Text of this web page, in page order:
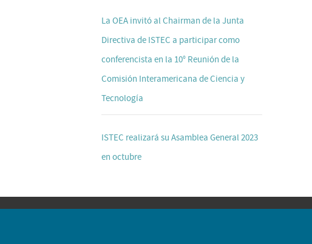
La OEA invitó al Chairman de la Junta
Directiva de ISTEC a participar como
conferencista en la 10° Reunión de la
Comisión Interamericana de Ciencia y
Tecnología
ISTEC realizará su Asamblea General 2023
en octubre